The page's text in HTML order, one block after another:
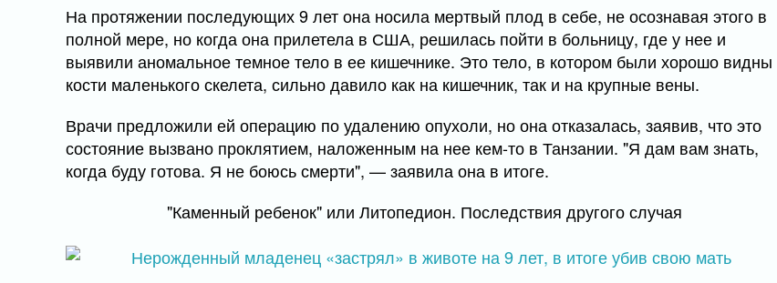
На протяжении последующих 9 лет она носила мертвый плод в себе, не осознавая этого в
полной мере, но когда она прилетела в США, решилась пойти в больницу, где у нее и
выявили аномальное темное тело в ее кишечнике. Это тело, в котором были хорошо видны
кости маленького скелета, сильно давило как на кишечник, так и на крупные вены.
Врачи предложили ей операцию по удалению опухоли, но она отказалась, заявив, что это
состояние вызвано проклятием, наложенным на нее кем-то в Танзании. "Я дам вам знать,
когда буду готова. Я не боюсь смерти", — заявила она в итоге.
"Каменный ребенок" или Литопедион. Последствия другого случая